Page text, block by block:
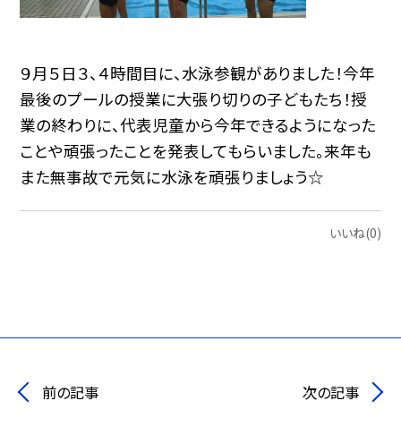
９月５日３、４時間目に、水泳参観がありました！今年
最後のプールの授業に大張り切りの子どもたち！授
業の終わりに、代表児童から今年できるようになった
ことや頑張ったことを発表してもらいました。来年も
また無事故で元気に水泳を頑張りましょう☆
いいね(0)
前の記事 次の記事